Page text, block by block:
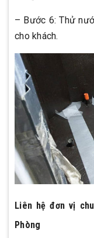
– Bước 6: Thử
cho khách.
Liên hệ đơn vị
Phòng